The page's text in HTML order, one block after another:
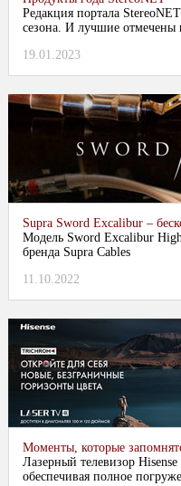
Редакция портала
сезона. И лучшие отмечены
19.01.2023
Supra Sword Excalibur –
Модель Sword Excalibur High
бренда Supra Cables
11.10.2022
Моменты, которые
Лазерный телевизор
обеспечивая полное